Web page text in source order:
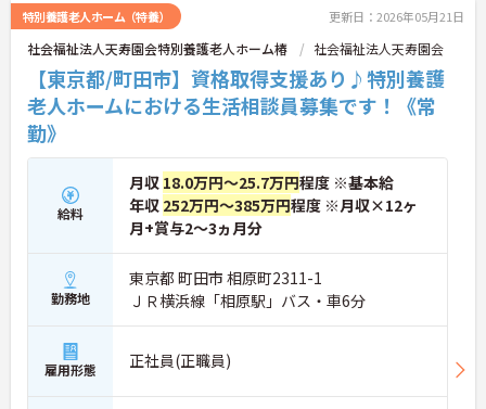
下さい。
特別養護老人ホーム（特養） 更新日：2026年05月21日
社会福祉法人天寿園会特別養護老人ホーム椿 社会福祉法人天寿園会
【東京都/町田市】資格取得支援あり♪特別養護
老人ホームにおける生活相談員募集です！《常
勤》
給料
月収 18.0万円～25.7万円程度 ※基本給
年収 252万円～385万円程度 ※月収×12ヶ
月+賞与2～3ヵ月分
勤務地
東京都 町田市 相原町2311-1
ＪＲ横浜線「相原駅」バス・車6分
雇用形態 正社員(正職員)